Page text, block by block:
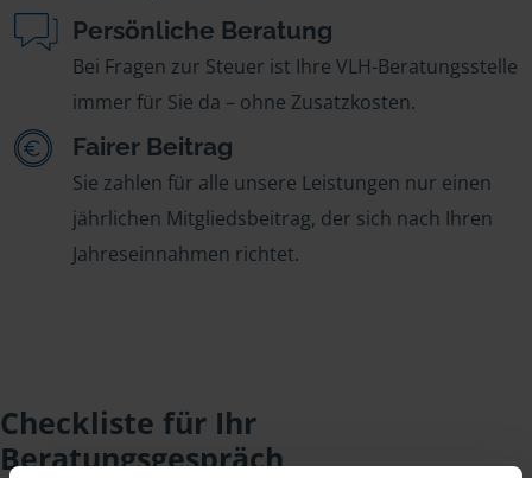
Persönliche Beratung
Bei Fragen zur Steuer ist Ihre VLH-Beratungsstelle
immer für Sie da – ohne Zusatzkosten.
Fairer Beitrag
Sie zahlen für alle unsere Leistungen nur einen
jährlichen Mitgliedsbeitrag, der sich nach Ihren
Jahreseinnahmen richtet.
Checkliste für Ihr
Beratungsgespräch